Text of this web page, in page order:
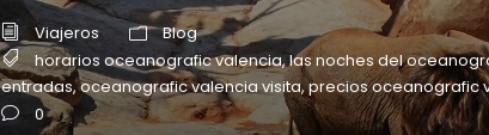
Viajeros
Blog
horarios oceanografic valencia,las noches del
entradas,oceanografic valencia visita,precios oceanografic
0